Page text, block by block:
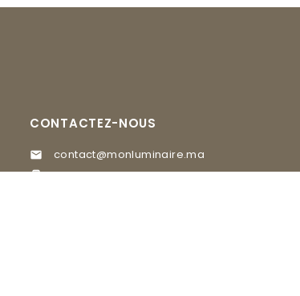
CONTACTEZ-NOUS
 contact@monluminaire.ma

05 37 67 02 62